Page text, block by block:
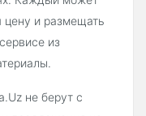
цену и размещать
из
не берут с